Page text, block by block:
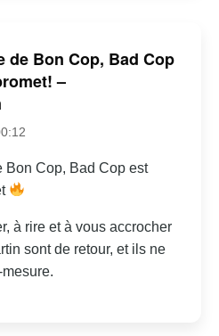
de Bon Cop, Bad Cop
–
Bon Cop, Bad Cop est
à rire et à vous accrocher
sont de retour, et ils ne